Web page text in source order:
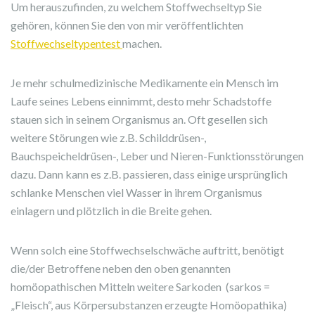
Um herauszufinden, zu welchem Stoffwechseltyp Sie
gehören, können Sie den von mir veröffentlichten
Stoffwechseltypentestmachen.
Je mehr schulmedizinische Medikamente ein Mensch im
Laufe seines Lebens einnimmt, desto mehr Schadstoffe
stauen sich in seinem Organismus an. Oft gesellen sich
weitere Störungen wie z.B. Schilddrüsen-,
Bauchspeicheldrüsen-, Leber und Nieren-Funktionsstörungen
dazu. Dann kann es z.B. passieren, dass einige ursprünglich
schlanke Menschen viel Wasser in ihrem Organismus
einlagern und plötzlich in die Breite gehen.
Wenn solch eine Stoffwechselschwäche auftritt, benötigt
die/der Betroffene neben den oben genannten
homöopathischen Mitteln weitere Sarkoden (sarkos =
„Fleisch“, aus Körpersubstanzen erzeugte Homöopathika)